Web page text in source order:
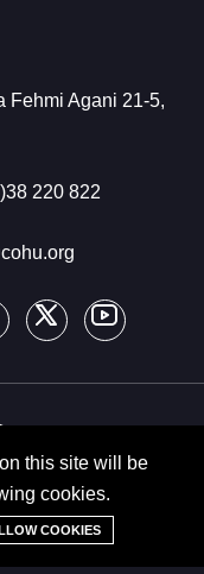
Fehmi Agani 21-5,
220 822
this site will be
cookies.
COOKIES